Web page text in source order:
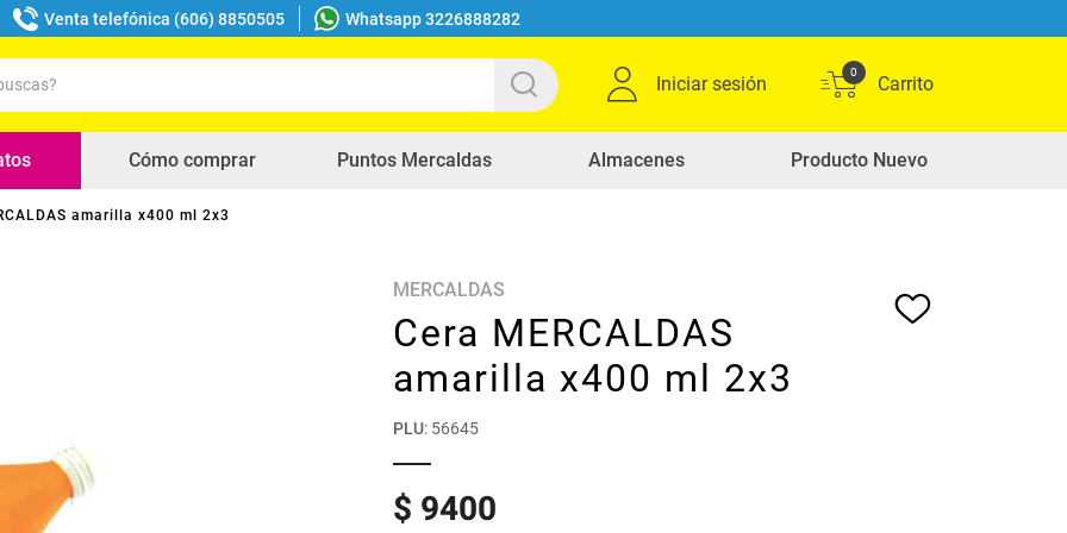
Venta telefónica (606) 8850505 Whatsapp 3226888282
Iniciar sesión
0
Cómo comprar Puntos Mercaldas Almacenes Producto Nuevo
amarilla x400 ml 2x3
MERCALDAS
Cera MERCALDAS
amarilla x400 ml 2x3
PLU: 56645
$ 9400
buscados